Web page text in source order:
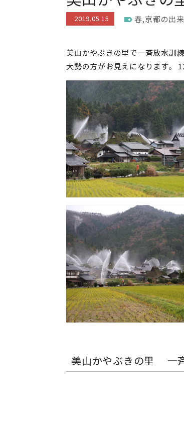
2019.05.15 春,京都の出
美山かやぶきの里で一斉放水訓
大勢の方がお見えになります。
美山かやぶきの里 一